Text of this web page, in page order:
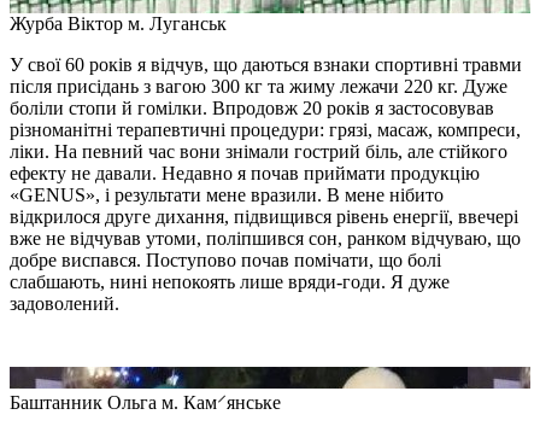
Журба Віктор м. Луганськ
У свої 60 років я відчув, що даються взнаки спортивні травми
після присідань з вагою 300 кг та жиму лежачи 220 кг. Дуже
боліли стопи й гомілки. Впродовж 20 років я застосовував
різноманітні терапевтичні процедури: грязі, масаж, компреси,
ліки. На певний час вони знімали гострий біль, але стійкого
ефекту не давали. Недавно я почав приймати продукцію
«GENUS», і результати мене вразили. В мене нібито
відкрилося друге дихання, підвищився рівень енергії, ввечері
вже не відчував утоми, поліпшився сон, ранком відчуваю, що
добре виспався. Поступово почав помічати, що болі
слабшають, нині непокоять лише вряди-годи. Я дуже
задоволений.
Баштанник Ольга м. Кам⸍янське